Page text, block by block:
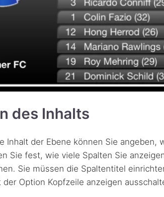
des Inhalts
Inhalt der Ebene können Sie angeben,
Sie fest, wie viele Spalten Sie
Sie müssen die Spaltentitel
Option Kopfzeile anzeigen